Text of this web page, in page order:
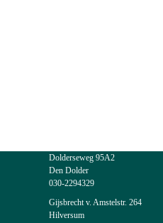
Dolderseweg 95A2
Den Dolder
030-2294329
Gijsbrecht v. Amstelstr. 264
Hilversum